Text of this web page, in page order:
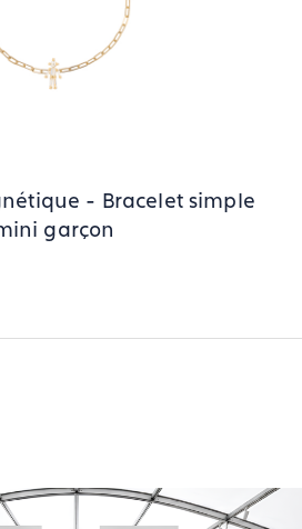
- Bracelet simple
garçon